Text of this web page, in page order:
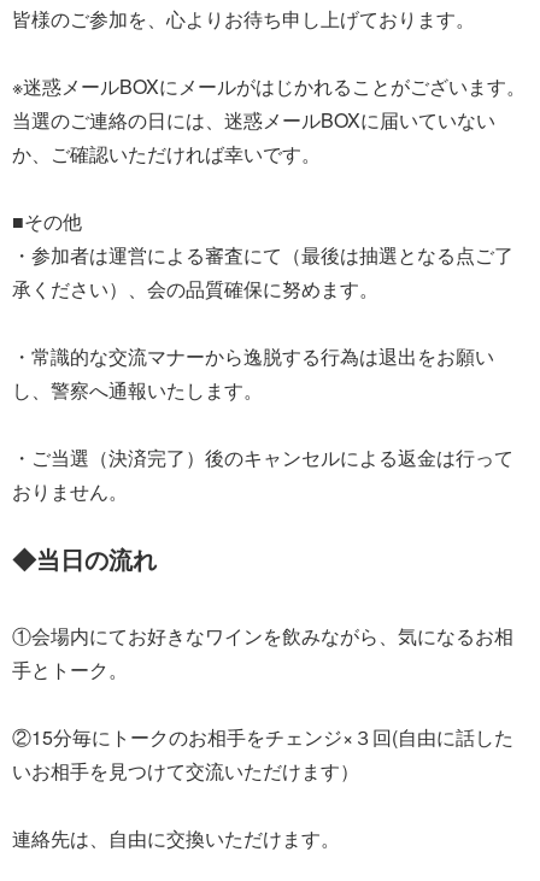
皆様のご参加を、心よりお待ち申し上げております。
※迷惑メールBOXにメールがはじかれることがございます。
当選のご連絡の日には、迷惑メールBOXに届いていない
か、ご確認いただければ幸いです。
■その他
・参加者は運営による審査にて（最後は抽選となる点ご了
承ください）、会の品質確保に努めます。
・常識的な交流マナーから逸脱する行為は退出をお願い
し、警察へ通報いたします。
・ご当選（決済完了）後のキャンセルによる返金は行って
おりません。
◆当日の流れ
①会場内にてお好きなワインを飲みながら、気になるお相
手とトーク。
②15分毎にトークのお相手をチェンジ×３回(自由に話した
いお相手を見つけて交流いただけます）
連絡先は、自由に交換いただけます。